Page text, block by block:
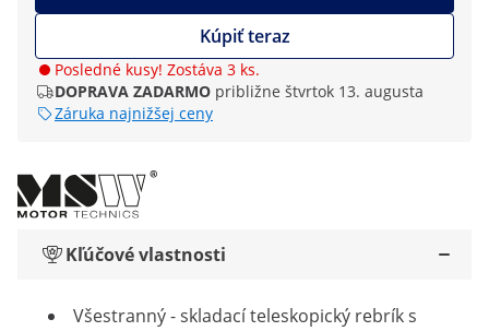
Kúpiť teraz
Posledné kusy! Zostáva 3 ks.
DOPRAVA ZADARMO približne štvrtok 13. augusta
Záruka najnižšej ceny
Kľúčové vlastnosti
Všestranný - skladací teleskopický rebrík s